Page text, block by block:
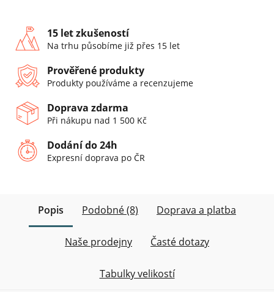
15 let zkušeností
Na trhu působíme již přes 15 let
Prověřené produkty
Produkty používáme a recenzujeme
Doprava zdarma
Při nákupu nad 1 500 Kč
Dodání do 24h
Expresní doprava po ČR
Popis Podobné (8) Doprava a platba
Naše prodejny Časté dotazy
Tabulky velikostí